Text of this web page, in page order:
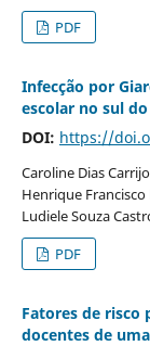
PDF
Infecção por
escolar no sul
DOI: https://
Caroline Dias
Henrique Francisco
Ludiele Souza
PDF
Fatores de risco
docentes de